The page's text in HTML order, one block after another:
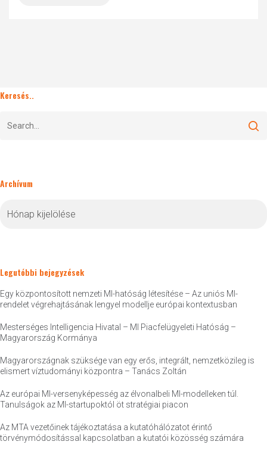
Keresés..
Archívum
Legutóbbi bejegyzések
Egy központosított nemzeti MI-hatóság létesítése – Az uniós MI-
rendelet végrehajtásának lengyel modellje európai kontextusban
Mesterséges Intelligencia Hivatal – MI Piacfelügyeleti Hatóság –
Magyarország Kormánya
Magyarországnak szüksége van egy erős, integrált, nemzetközileg is
elismert víztudományi központra – Tanács Zoltán
Az európai MI-versenyképesség az élvonalbeli MI-modelleken túl.
Tanulságok az MI-startupoktól öt stratégiai piacon
Az MTA vezetőinek tájékoztatása a kutatóhálózatot érintő
törvénymódosítással kapcsolatban a kutatói közösség számára